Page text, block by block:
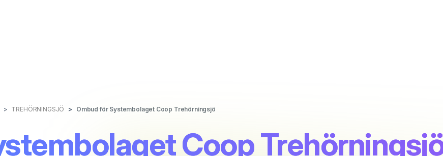
TREHÖRNINGSJÖ Ombud för Systembolaget Coop Trehörningsjö
Coop